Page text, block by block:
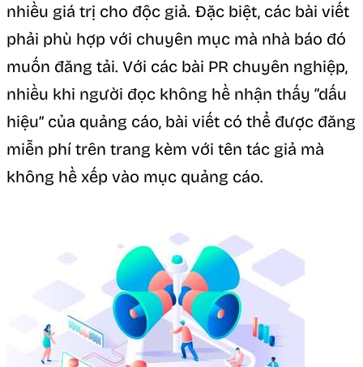
nhiều giá trị cho độc giả. Đặc biệt, các bài viết
phải phù hợp với chuyên mục mà nhà báo đó
muốn đăng tải. Với các bài PR chuyên nghiệp,
nhiều khi người đọc không hề nhận thấy “dấu
hiệu” của quảng cáo, bài viết có thể được đăng
miễn phí trên trang kèm với tên tác giả mà
không hề xếp vào mục quảng cáo.